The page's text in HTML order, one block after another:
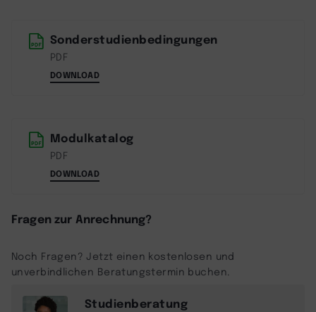
Sonderstudienbedingungen
PDF
DOWNLOAD
Modulkatalog
PDF
DOWNLOAD
Fragen zur Anrechnung?
Noch Fragen? Jetzt einen kostenlosen und
unverbindlichen Beratungstermin buchen.
Studienberatung